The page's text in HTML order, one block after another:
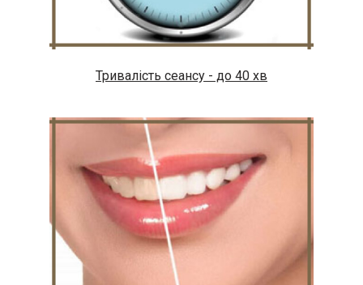
Тривалість сеансу - до 40 хв